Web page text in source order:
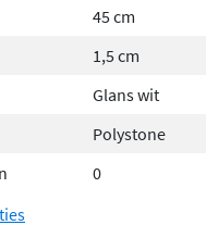
wasbak mogelijk
materiaal
vormen
onderkastmontage
voor een
45 cm
1,5 cm
Glans wit
Polystone
0